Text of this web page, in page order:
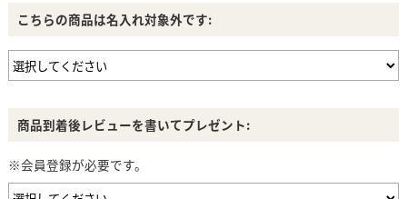
こちらの商品は名入れ対象外です:
商品到着後レビューを書いてプレゼント:
※会員登録が必要です。